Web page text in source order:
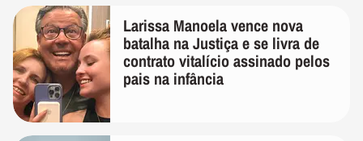
Larissa Manoela vence nova
batalha na Justiça e se livra de
contrato vitalício assinado pelos
pais na infância